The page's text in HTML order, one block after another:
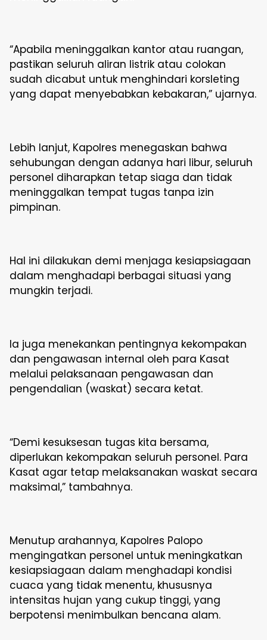
“Apabila meninggalkan kantor atau ruangan,
pastikan seluruh aliran listrik atau colokan
sudah dicabut untuk menghindari korsleting
yang dapat menyebabkan kebakaran,” ujarnya.
Lebih lanjut, Kapolres menegaskan bahwa
sehubungan dengan adanya hari libur, seluruh
personel diharapkan tetap siaga dan tidak
meninggalkan tempat tugas tanpa izin
pimpinan.
Hal ini dilakukan demi menjaga kesiapsiagaan
dalam menghadapi berbagai situasi yang
mungkin terjadi.
Ia juga menekankan pentingnya kekompakan
dan pengawasan internal oleh para Kasat
melalui pelaksanaan pengawasan dan
pengendalian (waskat) secara ketat.
“Demi kesuksesan tugas kita bersama,
diperlukan kekompakan seluruh personel. Para
Kasat agar tetap melaksanakan waskat secara
maksimal,” tambahnya.
Menutup arahannya, Kapolres Palopo
mengingatkan personel untuk meningkatkan
kesiapsiagaan dalam menghadapi kondisi
cuaca yang tidak menentu, khususnya
intensitas hujan yang cukup tinggi, yang
berpotensi menimbulkan bencana alam.